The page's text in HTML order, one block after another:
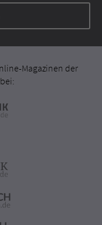
Magazinen der